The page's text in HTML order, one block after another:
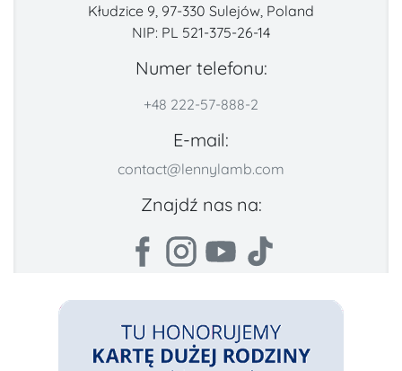
Kłudzice 9, 97-330 Sulejów, Poland
NIP: PL 521-375-26-14
Numer telefonu:
+48 222-57-888-2
E-mail:
contact@lennylamb.com
Znajdź nas na: